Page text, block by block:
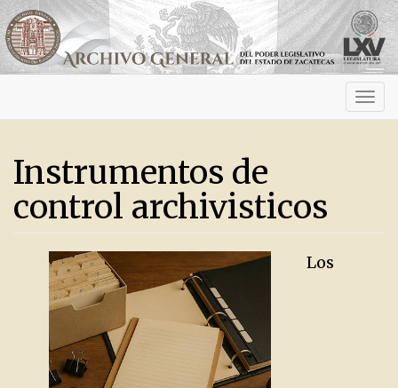
Instrumentos de
control archivisticos
Los